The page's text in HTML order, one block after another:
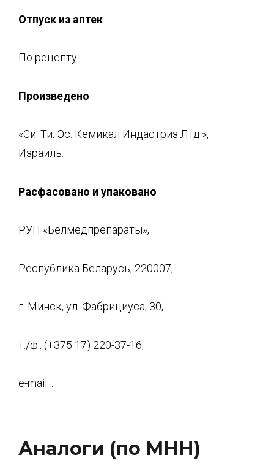
Отпуск из аптек
По рецепту.
Произведено
«Си. Ти. Эс. Кемикал Индастриз Лтд.»,
Израиль.
Расфасовано и упаковано
РУП «Белмедпрепараты»,
Республика Беларусь, 220007,
г. Минск, ул. Фабрициуса, 30,
т./ф.: (+375 17) 220-37-16,
e-mail: .
Аналоги (по МНН)